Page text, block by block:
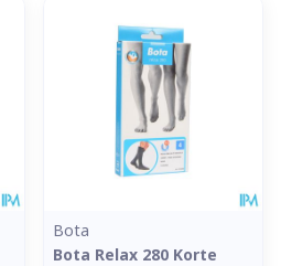
Bota
Bota Relax 280 Korte